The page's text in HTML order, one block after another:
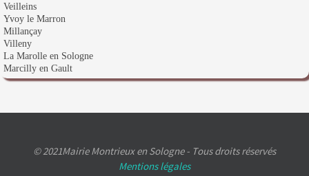
Veilleins
Yvoy le Marron
Millançay
Villeny
La Marolle en Sologne
Marcilly en Gault
© 2021Mairie Montrieux en Sologne - Tous droits réservés
Mentions légales